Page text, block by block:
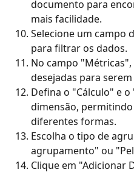
documento para
mais facilidade.
Selecione um campo
para filtrar os dados.
No campo
desejadas para
Defina o "Cálculo" e
dimensão,
diferentes formas.
Escolha o tipo de
agrupamento" ou
Clique em "Adicionar